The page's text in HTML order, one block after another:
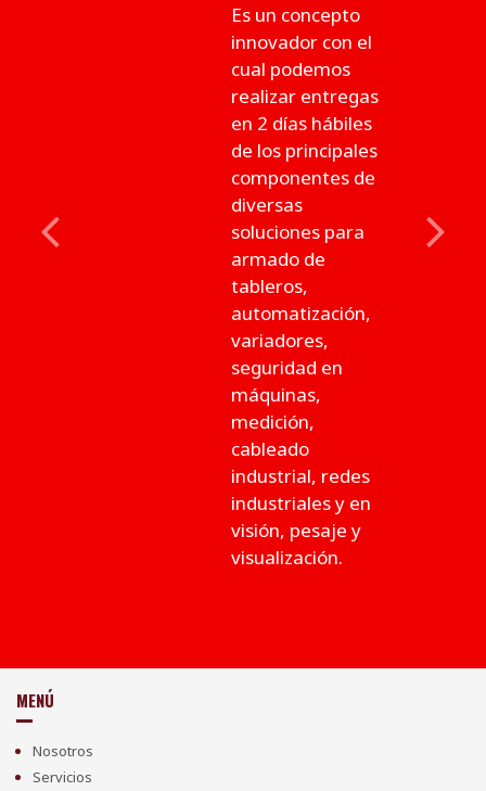
Es un concepto
innovador con el
cual podemos
realizar entregas
en 2 días hábiles
de los principales
componentes de
diversas
soluciones para
armado de
tableros,
automatización,
variadores,
seguridad en
máquinas,
medición,
cableado
industrial, redes
industriales y en
visión, pesaje y
visualización.
Previous Next
MENÚ
Nosotros
Servicios